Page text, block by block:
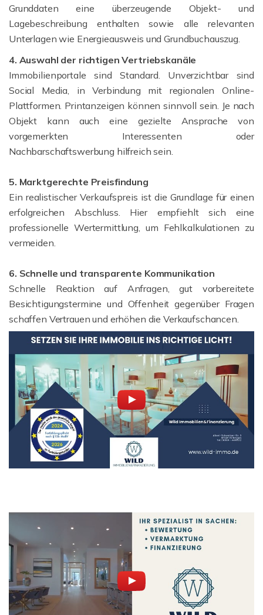
Grunddaten eine überzeugende Objekt- und
Lagebeschreibung enthalten sowie alle relevanten
Unterlagen wie Energieausweis und Grundbuchauszug.
4. Auswahl der richtigen Vertriebskanäle
Immobilienportale sind Standard. Unverzichtbar sind
Social Media, in Verbindung mit regionalen Online-
Plattformen. Printanzeigen können sinnvoll sein. Je nach
Objekt kann auch eine gezielte Ansprache von
vorgemerkten Interessenten oder
Nachbarschaftswerbung hilfreich sein.
5. Marktgerechte Preisfindung
Ein realistischer Verkaufspreis ist die Grundlage für einen
erfolgreichen Abschluss. Hier empfiehlt sich eine
professionelle Wertermittlung, um Fehlkalkulationen zu
vermeiden.
6. Schnelle und transparente Kommunikation
Schnelle Reaktion auf Anfragen, gut vorbereitete
Besichtigungstermine und Offenheit gegenüber Fragen
schaffen Vertrauen und erhöhen die Verkaufschancen.